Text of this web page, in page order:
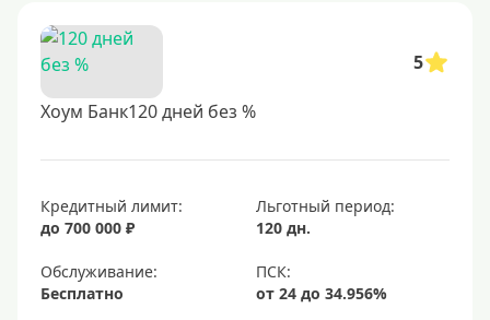
5
Хоум Банк120 дней без %
Кредитный лимит:
до 700 000 ₽
Льготный период:
120 дн.
Обслуживание:
Бесплатно